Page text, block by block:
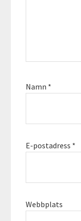
Namn *
E-postadress *
Webbplats